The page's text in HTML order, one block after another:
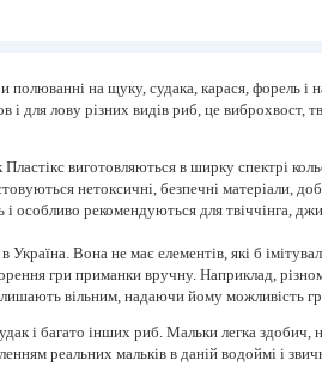
на щуку, судака, карася, форель
для лову різних видів риб, це виброхвост,
виготовляються в ширку спектрі
нетоксичні, безпечні матеріали,
особливо рекомендуються для твіччінга,
Вона не має елементів, які б
гри приманки вручну. Наприклад,
вільним, надаючи йому можливість
і багато інших риб. Мальки легка здобич,
реальних мальків в даній водоймі і